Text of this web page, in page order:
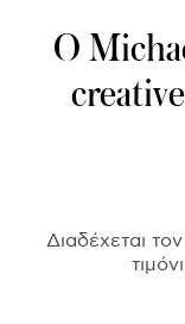
Ο
Διαδέχεται